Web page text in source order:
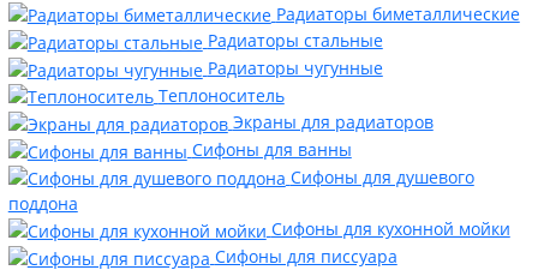
Радиаторы биметаллические
Радиаторы стальные
Радиаторы чугунные
Теплоноситель
Экраны для радиаторов
Сифоны для ванны
Сифоны для душевого
поддона
Сифоны для кухонной мойки
Сифоны для писсуара